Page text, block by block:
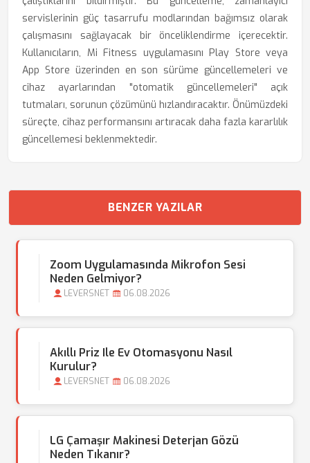
servislerinin güç tasarrufu modlarından bağımsız olarak
çalışmasını sağlayacak bir önceliklendirme içerecektir.
Kullanıcıların, Mi Fitness uygulamasını Play Store veya
App Store üzerinden en son sürüme güncellemeleri ve
cihaz ayarlarından "otomatik güncellemeleri" açık
tutmaları, sorunun çözümünü hızlandıracaktır. Önümüzdeki
süreçte, cihaz performansını artıracak daha fazla kararlılık
güncellemesi beklenmektedir.
BENZER YAZILAR
Zoom Uygulamasında Mikrofon Sesi
Neden Gelmiyor?
LEVERSNET 06.08.2026
Akıllı Priz Ile Ev Otomasyonu Nasıl
Kurulur?
LEVERSNET 06.08.2026
LG Çamaşır Makinesi Deterjan Gözü
Neden Tıkanır?